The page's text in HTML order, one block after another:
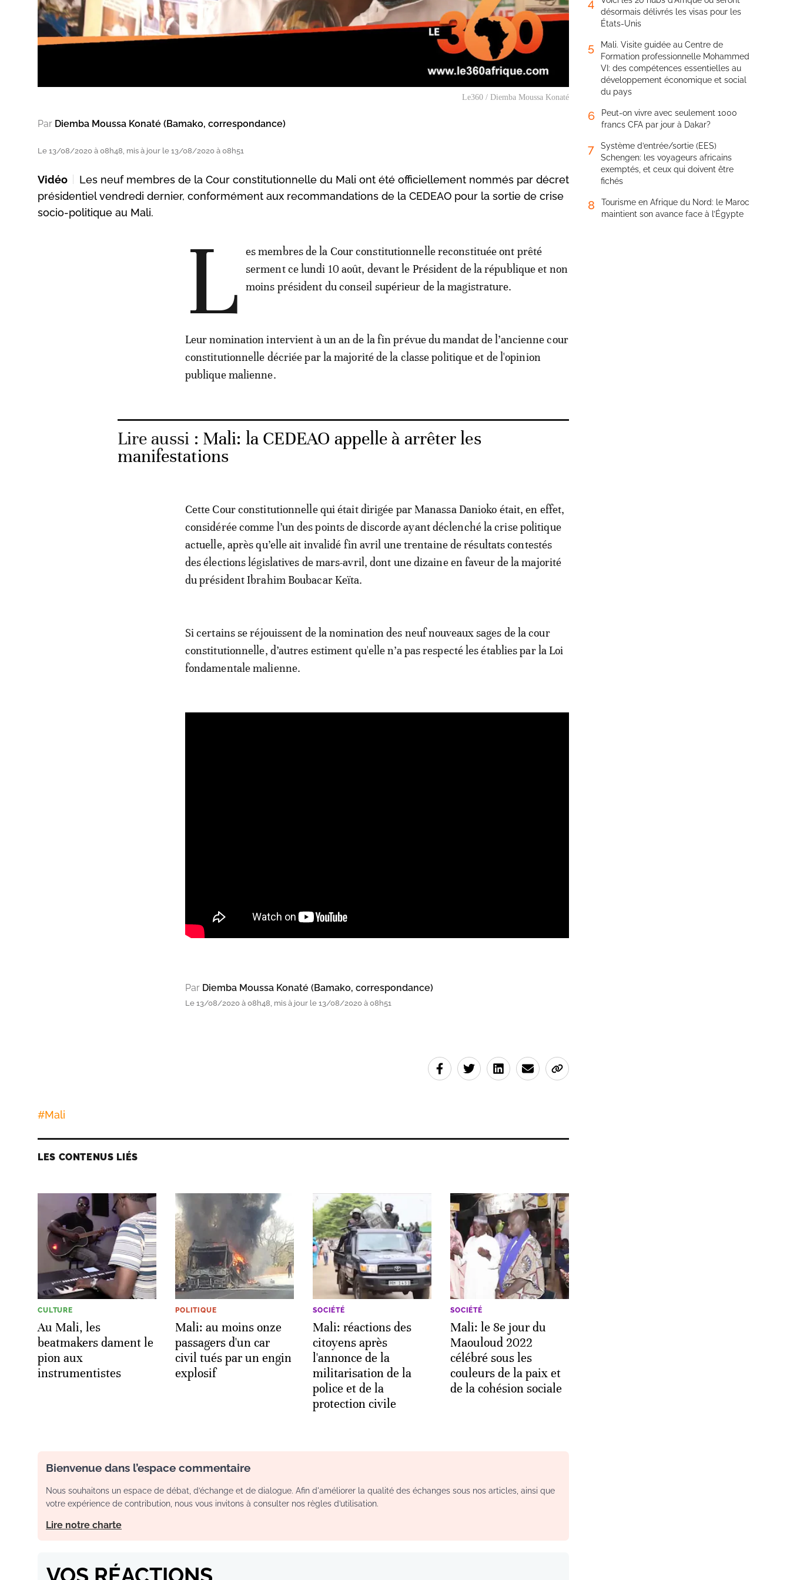
Le360 / Diemba Moussa Konaté
Par Diemba Moussa Konaté (Bamako, correspondance)
Le 13/08/2020 à 08h48, mis à jour le 13/08/2020 à 08h51
Vidéo
Les neuf membres de la Cour constitutionnelle du Mali ont été officiellement nommés par décret
présidentiel vendredi dernier, conformément aux recommandations de la CEDEAO pour la sortie de crise
socio-politique au Mali.
L
es membres de la Cour constitutionnelle reconstituée ont prêté
serment ce lundi 10 août, devant le Président de la république et non
moins président du conseil supérieur de la magistrature.
Leur nomination intervient à un an de la fin prévue du mandat de l’ancienne cour
constitutionnelle décriée par la majorité de la classe politique et de l'opinion
publique malienne.
Lire aussi : Mali: la CEDEAO appelle à arrêter les
manifestations
Cette Cour constitutionnelle qui était dirigée par Manassa Danioko était, en effet,
considérée comme l’un des points de discorde ayant déclenché la crise politique
actuelle, après qu’elle ait invalidé fin avril une trentaine de résultats contestés
des élections législatives de mars-avril, dont une dizaine en faveur de la majorité
du président Ibrahim Boubacar Keïta.
Si certains se réjouissent de la nomination des neuf nouveaux sages de la cour
constitutionnelle, d’autres estiment qu'elle n’a pas respecté les établies par la Loi
fondamentale malienne.
Par Diemba Moussa Konaté (Bamako, correspondance)
Le 13/08/2020 à 08h48, mis à jour le 13/08/2020 à 08h51
#Mali
LES CONTENUS LIÉS
CULTURE
Au Mali, les
beatmakers dament le
pion aux
instrumentistes
POLITIQUE
Mali: au moins onze
passagers d'un car
civil tués par un engin
explosif
SOCIÉTÉ
Mali: réactions des
citoyens après
l'annonce de la
militarisation de la
police et de la
protection civile
SOCIÉTÉ
Mali: le 8e jour du
Maouloud 2022
célébré sous les
couleurs de la paix et
de la cohésion sociale
Bienvenue dans l’espace commentaire
Nous souhaitons un espace de débat, d’échange et de dialogue. Afin d'améliorer la qualité des échanges sous nos articles, ainsi que
votre expérience de contribution, nous vous invitons à consulter nos règles d’utilisation.
Lire notre charte
VOS RÉACTIONS
4
désormais délivrés les visas pour les
États-Unis
5
Mali. Visite guidée au Centre de
Formation professionnelle Mohammed
VI: des compétences essentielles au
développement économique et social
du pays
6
Peut-on vivre avec seulement 1000
francs CFA par jour à Dakar?
7
Système d’entrée/sortie (EES)
Schengen: les voyageurs africains
exemptés, et ceux qui doivent être
fichés
8
Tourisme en Afrique du Nord: le Maroc
maintient son avance face à l’Égypte